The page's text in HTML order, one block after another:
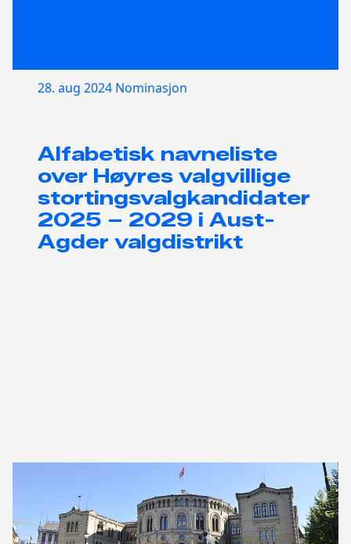
28. aug 2024 Nominasjon
Alfabetisk navneliste
over Høyres valgvillige
stortingsvalgkandidater
2025 – 2029 i Aust-
Agder valgdistrikt